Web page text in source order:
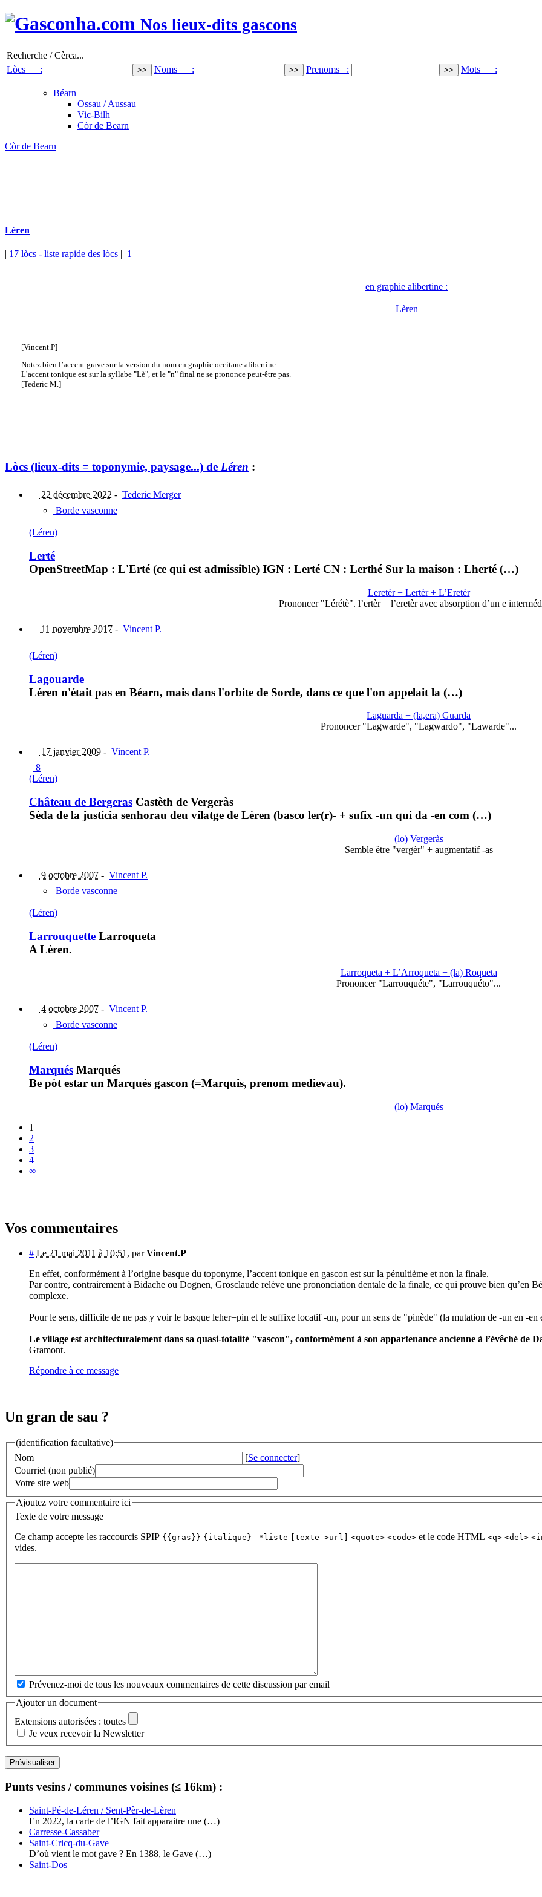
Nos lieux-dits gascons
Recherche / Cèrca...
Lòcs :
Noms : Prenoms : Mots :
Béarn
Ossau / Aussau
Vic-Bilh
Còr de Bearn
Còr de Bearn
Léren
| 17 lòcs - liste rapide des lòcs | 1
en graphie alibertine :
Lèren
[Vincent.P]
Notez bien l’accent grave sur la version du nom en graphie occitane alibertine.
L’accent tonique est sur la syllabe "Lè", et le "n" final ne se prononce peut-être pas.
[Tederic M.]
Lòcs (lieux-dits = toponymie, paysage...) de Léren :
22 décembre 2022 - Tederic Merger
Borde vasconne
(Léren)
Lerté
OpenStreetMap : L'Erté (ce qui est admissible) IGN : Lerté CN : Lerthé Sur la maison : Lherté (…)
Leretèr + Lertèr + L’Eretèr
Prononcer "Lérétè". l’ertèr = l’eretèr avec absorption d’un e
11 novembre 2017 - Vincent P.
(Léren)
Lagouarde
Léren n'était pas en Béarn, mais dans l'orbite de Sorde, dans ce que l'on appelait la (…)
Laguarda + (la,era) Guarda
Prononcer "Lagwarde", "Lagwardo", "Lawarde"...
17 janvier 2009 - Vincent P.
| 8
(Léren)
Château de Bergeras Castèth de Vergeràs
Sèda de la justícia senhorau deu vilatge de Lèren (basco ler(r)- + sufix -un qui da -en com (…)
(lo) Vergeràs
Semble être "vergèr" + augmentatif -as
9 octobre 2007 - Vincent P.
Borde vasconne
(Léren)
Larrouquette Larroqueta
A Lèren.
Larroqueta + L’Arroqueta + (la) Roqueta
Prononcer "Larrouquéte", "Larrouquéto"...
4 octobre 2007 - Vincent P.
Borde vasconne
(Léren)
Marqués Marqués
Be pòt estar un Marqués gascon (=Marquis, prenom medievau).
(lo) Marqués
1
2
3
4
∞
Vos commentaires
# Le 21 mai 2011 à 10:51, parVincent.P
En effet, conformément à l’origine basque du toponyme, l’accent tonique en gascon est sur la pénultième et non la finale.
Par contre, contrairement à Bidache ou Dognen, Grosclaude relève une prononciation dentale de la finale, ce qui prouve bien qu’en
complexe.
Pour le sens, difficile de ne pas y voir le basque leher=pin et le suffixe locatif -un, pour un sens de "pinède" (la mutation de -un en -en
Le village est architecturalement dans sa quasi-totalité "vascon", conformément à son appartenance ancienne à l’évêché de
Gramont.
Répondre à ce message
Un gran de sau ?
(identification facultative)
Nom
[Se connecter]
Courriel (non publié)
Votre site web
Ajoutez votre commentaire ici
Texte de votre message
Ce champ accepte les raccourcis SPIP {{gras}} {italique} -*liste [texte->url] <quote> <code> et le code HTML <q> <del>
vides.
Prévenez-moi de tous les nouveaux commentaires de cette discussion par email
Ajouter un document
Extensions autorisées : toutes
Je veux recevoir la Newsletter
Punts vesins / communes voisines (≤ 16km) :
Saint-Pé-de-Léren / Sent-Pèr-de-Lèren
En 2022, la carte de l’IGN fait apparaitre une (…)
Carresse-Cassaber
Saint-Cricq-du-Gave
D’où vient le mot gave ? En 1388, le Gave (…)
Saint-Dos